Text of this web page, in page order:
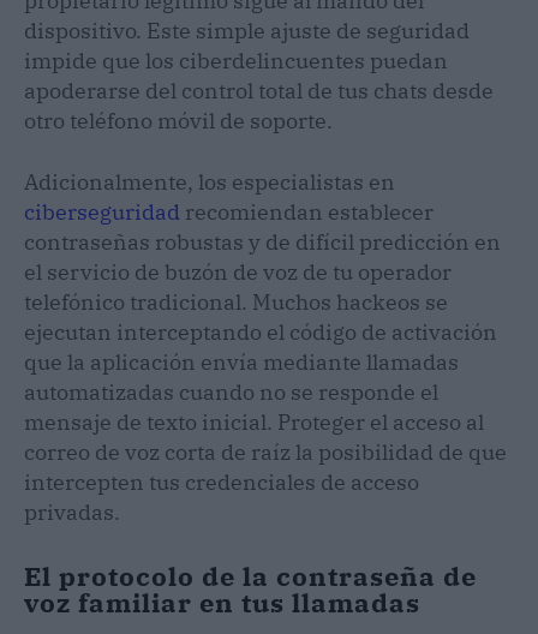
dispositivo. Este simple ajuste de seguridad
impide que los ciberdelincuentes puedan
apoderarse del control total de tus chats desde
otro teléfono móvil de soporte.
Adicionalmente, los especialistas en
ciberseguridad recomiendan establecer
contraseñas robustas y de difícil predicción en
el servicio de buzón de voz de tu operador
telefónico tradicional. Muchos hackeos se
ejecutan interceptando el código de activación
que la aplicación envía mediante llamadas
automatizadas cuando no se responde el
mensaje de texto inicial. Proteger el acceso al
correo de voz corta de raíz la posibilidad de que
intercepten tus credenciales de acceso
privadas.
El protocolo de la contraseña de
voz familiar en tus llamadas